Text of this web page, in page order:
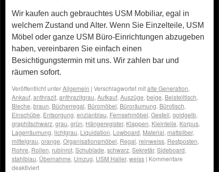
Wir kaufen auch gebrauchtes USM Mobiliar, egal in
welchem Zustand und Alter. Wenn Sie Einzelteile, USM
Möbel oder ganze USM Büro-Einrichtungen abzugeben
haben, vereinbaren Sie einfach einen
Besichtigungstermin mit uns. Wir zahlen bar und
räumen sofort.
Veröffentlicht unterAllgemein | Verschlagwortet mitalte Generation,
Ankauf, anthrazit, anthrazitgrau, Aufkauf, Auszüge, beige, Beistelltisch,
Bleche, braun, Bücherregal, Büromöbel, Büroräumung, Bürotisch,
Einschübe, Entsorgung, enzianblau, Fernsehmöbel, Gestell, goldgelb,
graphitschwarz, grau, grün, Hängeregister, Klappen, Kleinteile, Korpus,
Lagerräumung, lichtgrau, Liquidation, Lowboard, Material, mattsilber,
mittelgrau, orange, Organisationsmöbel, Regal, reinweiss, Restposten,
Rohre, Rollen, rubinrot, Schublade, schwarz, Sekretär, Sideboard,
stahlblau, Übernahme, Umzug, USM Haller, weiss | Kommentare
deaktiviert